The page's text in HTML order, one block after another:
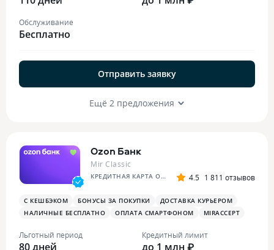
Обслуживание
Бесплатно
Отправить заявку
Ещё 2 предложения
Ozon Банк
Mir Classic
КРЕДИТНАЯ КАРТА OZON 4.5 1 811 отзывов
С КЕШБЭКОМ БОНУСЫ ЗА ПОКУПКИ
ДОСТАВКА КУРЬЕРОМ
НАЛИЧНЫЕ БЕСПЛАТНО
ОПЛАТА СМАРТФОНОМ MIRACCEPT
Льготный период
80 дней
Кредитный лимит
до 1 млн ₽